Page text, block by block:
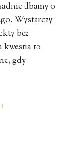
dbamy o
Wystarczy
bez
kwestia to
gdy